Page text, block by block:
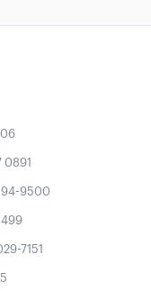
0891
9500
7151